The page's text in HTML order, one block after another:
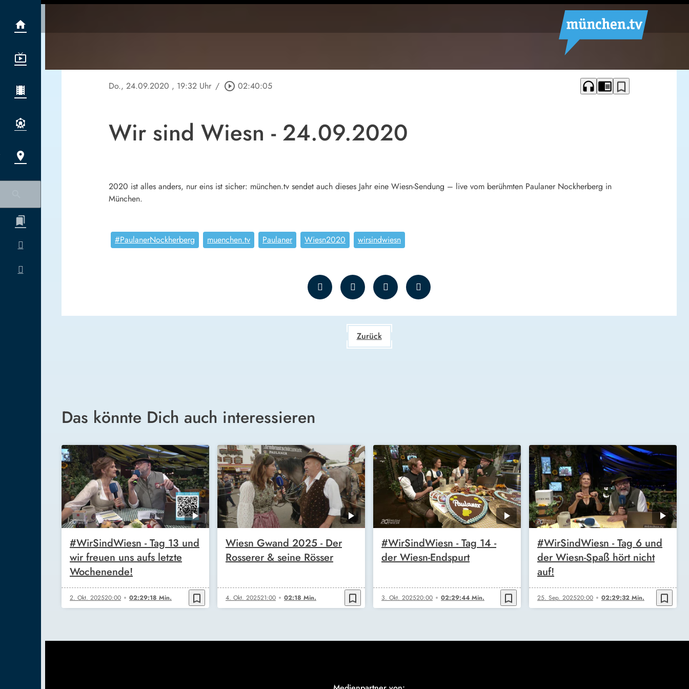
Do., 24.09.2020 , 19:32 Uhr / play_circle_outline 02:40:05 headphones chrome_reader_mode bookmark_border
Wir sind Wiesn - 24.09.2020
2020 ist alles anders, nur eins ist sicher: münchen.tv sendet auch dieses Jahr eine Wiesn-Sendung – live vom berühmten Paulaner Nockherberg in
München.
#PaulanerNockherberg muenchen.tv Paulaner Wiesn2020 wirsindwiesn
Zurück
Das könnte Dich auch interessieren
#WirSindWiesn - Tag 13 und
wir freuen uns aufs letzte
Wochenende!
2. Okt. 202520:00 02:29:18 Min. bookmark_border
Wiesn Gwand 2025 - Der
Rosserer & seine Rösser
4. Okt. 202521:00 02:18 Min. bookmark_border
#WirSindWiesn - Tag 14 -
der Wiesn-Endspurt
3. Okt. 202520:00 02:29:44 Min. bookmark_border
#WirSindWiesn - Tag 6 und
der Wiesn-Spaß hört nicht
auf!
25. Sep. 202520:00 02:29:32 Min. bookmark_border